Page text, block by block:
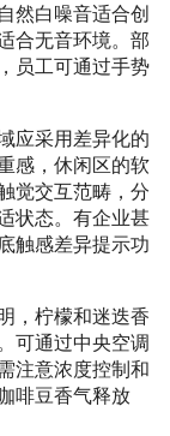
然白噪音适合创
合无音环境。部
员工可通过手势
应采用差异化的
感，休闲区的软
觉交互范畴，分
状态。有企业甚
触感差异提示功
，柠檬和迷迭香
可通过中央空调
注意浓度控制和
啡豆香气释放